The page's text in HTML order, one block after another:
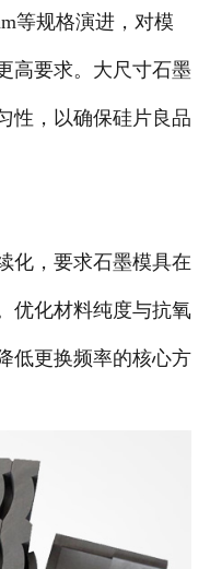
等规格演进，对模
高要求。大尺寸石墨
性，以确保硅片良品
，要求石墨模具在
优化材料纯度与抗氧
低更换频率的核心方